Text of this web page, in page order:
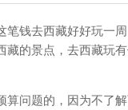
钱去西藏好好玩一
的景点，去西藏玩
问题的，因为不了